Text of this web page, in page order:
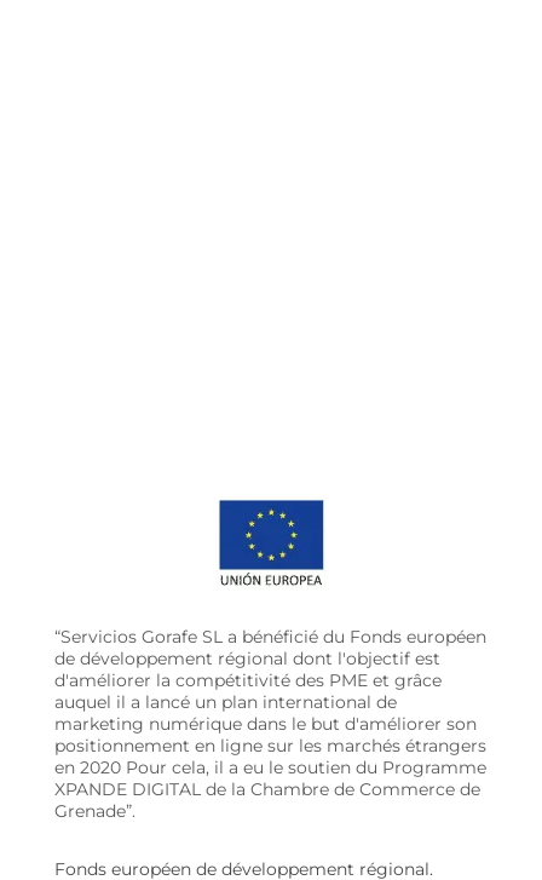
“Servicios Gorafe SL a bénéficié du Fonds européen
de développement régional dont l'objectif est
d'améliorer la compétitivité des PME et grâce
auquel il a lancé un plan international de
marketing numérique dans le but d'améliorer son
positionnement en ligne sur les marchés étrangers
en 2020 Pour cela, il a eu le soutien du Programme
XPANDE DIGITAL de la Chambre de Commerce de
Grenade”.
Fonds européen de développement régional.